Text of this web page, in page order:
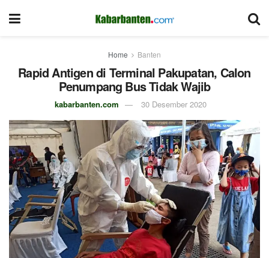
Home Banten
Rapid Antigen di Terminal Pakupatan, Calon
Penumpang Bus Tidak Wajib
kabarbanten.com 30 Desember 2020